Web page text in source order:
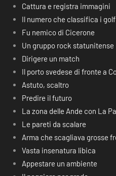
Cattura e registra immagini
Il numero che classifica i
Fu nemico di Cicerone
Un gruppo rock statunitense
Dirigere un match
Il porto svedese di fronte a
Astuto, scaltro
Predire il futuro
La zona delle Ande con La
Le pareti da scalare
Arma che scagliava grosse
Vasta insenatura libica
Appestare un ambiente